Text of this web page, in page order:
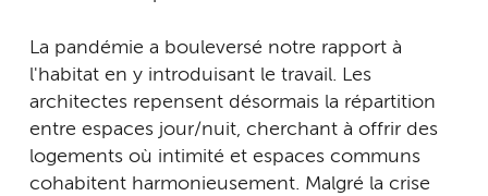
La pandémie a bouleversé notre rapport à
l'habitat en y introduisant le travail. Les
architectes repensent désormais la répartition
entre espaces jour/nuit, cherchant à offrir des
logements où intimité et espaces communs
cohabitent harmonieusement. Malgré la crise